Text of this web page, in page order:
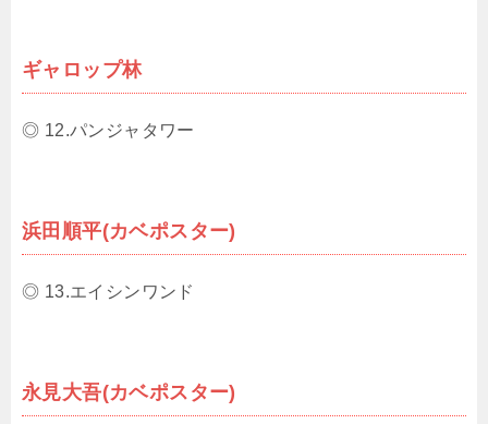
ギャロップ林
◎ 12.パンジャタワー
浜田順平(カベポスター)
◎ 13.エイシンワンド
永見大吾(カベポスター)